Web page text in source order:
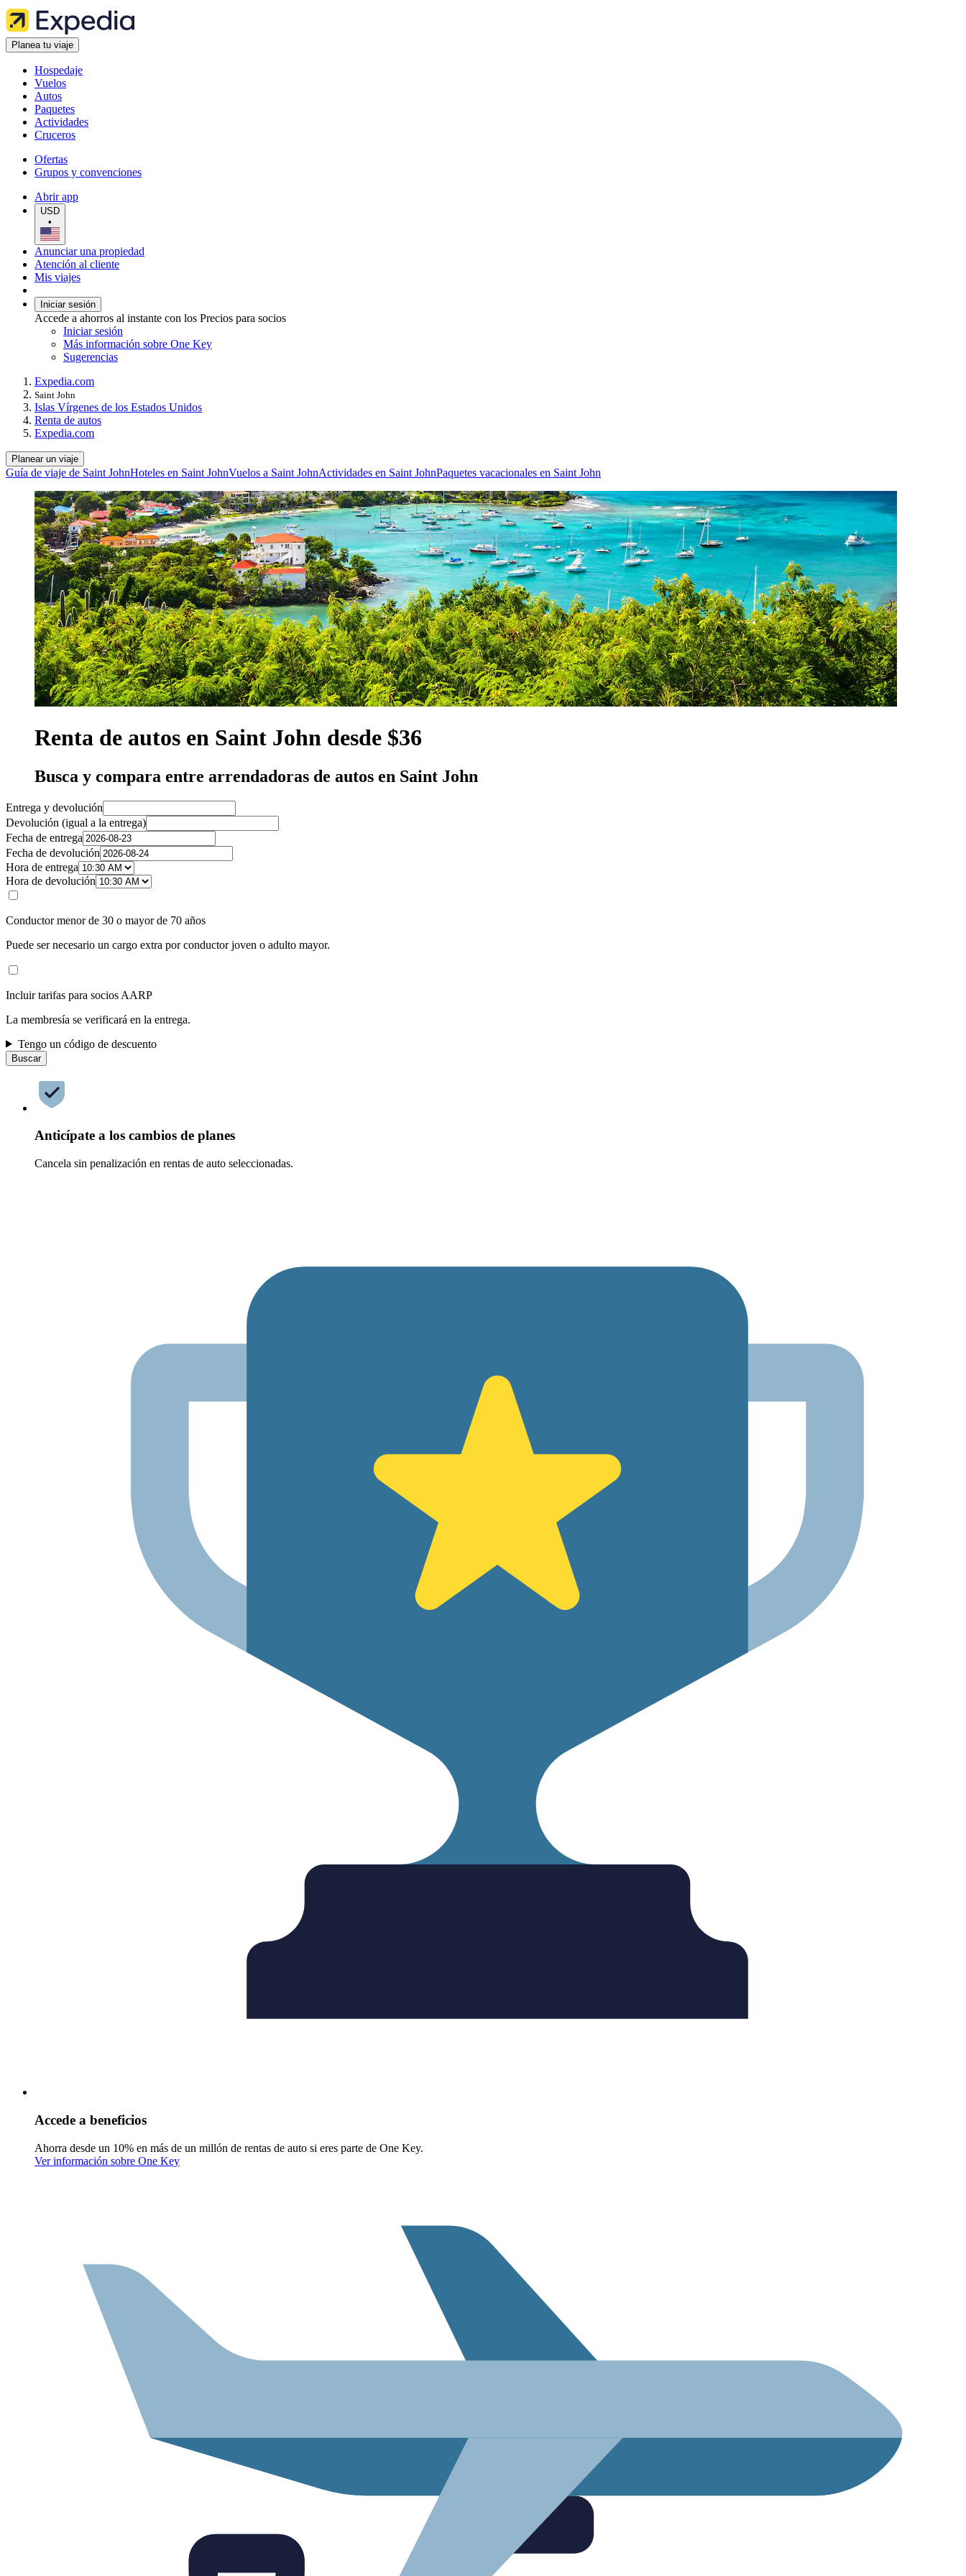
Planea tu viaje
Hospedaje
Vuelos
Autos
Paquetes
Actividades
Cruceros
Ofertas
Grupos y convenciones
Abrir app
USD
•
Anunciar una propiedad
Atención al cliente
Mis viajes
Iniciar sesión
Accede a ahorros al instante con los Precios para socios
Iniciar sesión
Más información sobre One Key
Sugerencias
Expedia.com
Saint John
Islas Vírgenes de los Estados Unidos
Renta de autos
Expedia.com
Planear un viaje
Guía de viaje de Saint JohnHoteles en Saint JohnVuelos a Saint JohnActividades en Saint JohnPaquetes vacacionales en Saint John
Renta de autos en Saint John desde $36
Busca y compara entre arrendadoras de autos en Saint John
Entrega y devolución
Devolución (igual a la entrega)
Fecha de entrega
Fecha de devolución
Hora de entrega
Hora de devolución
Conductor menor de 30 o mayor de 70 años
Puede ser necesario un cargo extra por conductor joven o adulto mayor.
Incluir tarifas para socios AARP
La membresía se verificará en la entrega.
Tengo un código de descuento
Buscar
Anticípate a los cambios de planes
Cancela sin penalización en rentas de auto seleccionadas.
Accede a beneficios
Ahorra desde un 10% en más de un millón de rentas de auto si eres parte de One Key.
Ver información sobre One Key